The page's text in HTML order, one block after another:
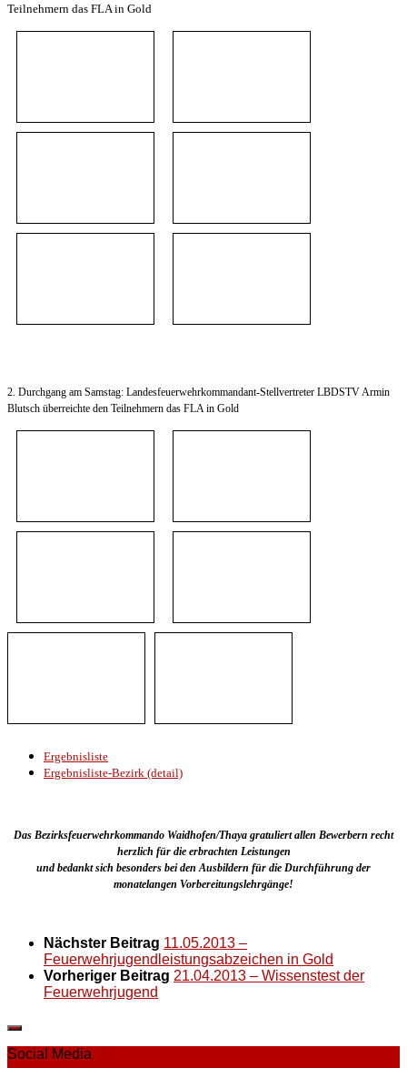
Teilnehmern das FLA in Gold
2. Durchgang am Samstag: Landesfeuerwehrkommandant-Stellvertreter LBDSTV Armin
Blutsch überreichte den Teilnehmern das FLA in Gold
Ergebnisliste
Ergebnisliste-Bezirk (detail)
Das Bezirksfeuerwehrkommando Waidhofen/Thaya gratuliert allen Bewerbern recht
herzlich für die erbrachten Leistungen
und bedankt sich besonders bei den Ausbildern für die Durchführung der
monatelangen Vorbereitungslehrgänge!
Nächster Beitrag 11.05.2013 –
Feuerwehrjugendleistungsabzeichen in Gold
Vorheriger Beitrag 21.04.2013 – Wissenstest der
Feuerwehrjugend
Social Media